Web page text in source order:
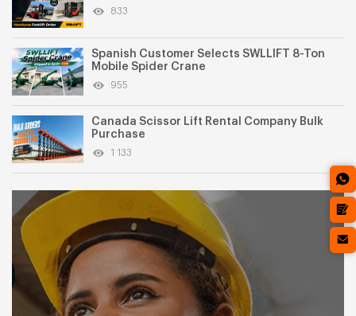
833
Spanish Customer Selects SWLLIFT 8-Ton
Mobile Spider Crane
955
Canada Scissor Lift Rental Company Bulk
Purchase
1 133